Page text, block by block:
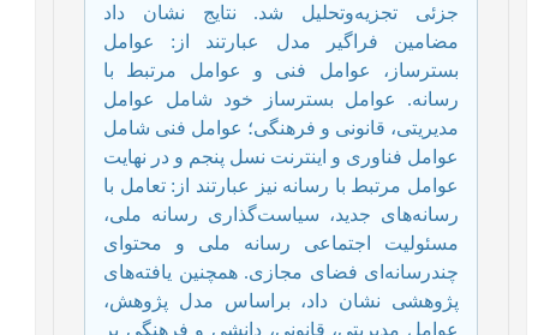
جزئی تجزیه‌وتحلیل شد. نتایج نشان داد
مضامین فراگیر مدل عبارتند از: عوامل
بسترساز، عوامل فنی و عوامل مرتبط با
رسانه. عوامل بسترساز خود شامل عوامل
مدیریتی، قانونی و فرهنگی؛ عوامل فنی شامل
عوامل فناوری و اینترنت نسل پنجم و در نهایت
عوامل مرتبط با رسانه نیز عبارتند از: تعامل با
رسانه‌های جدید، سیاست‌گذاری رسانه ملی،
مسئولیت اجتماعی رسانه ملی و محتوای
چندرسانه‌ای فضای مجازی. همچنین یافته‌های
پژوهشی نشان داد، براساس مدل پژوهش،
عوامل مدیریتی، قانونی، دانشی و فرهنگی بر